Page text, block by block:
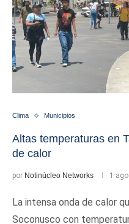
Clima Municipios
Altas temperaturas en
de calor
por Notinúcleo Networks 1
La intensa onda de calor
Soconusco con